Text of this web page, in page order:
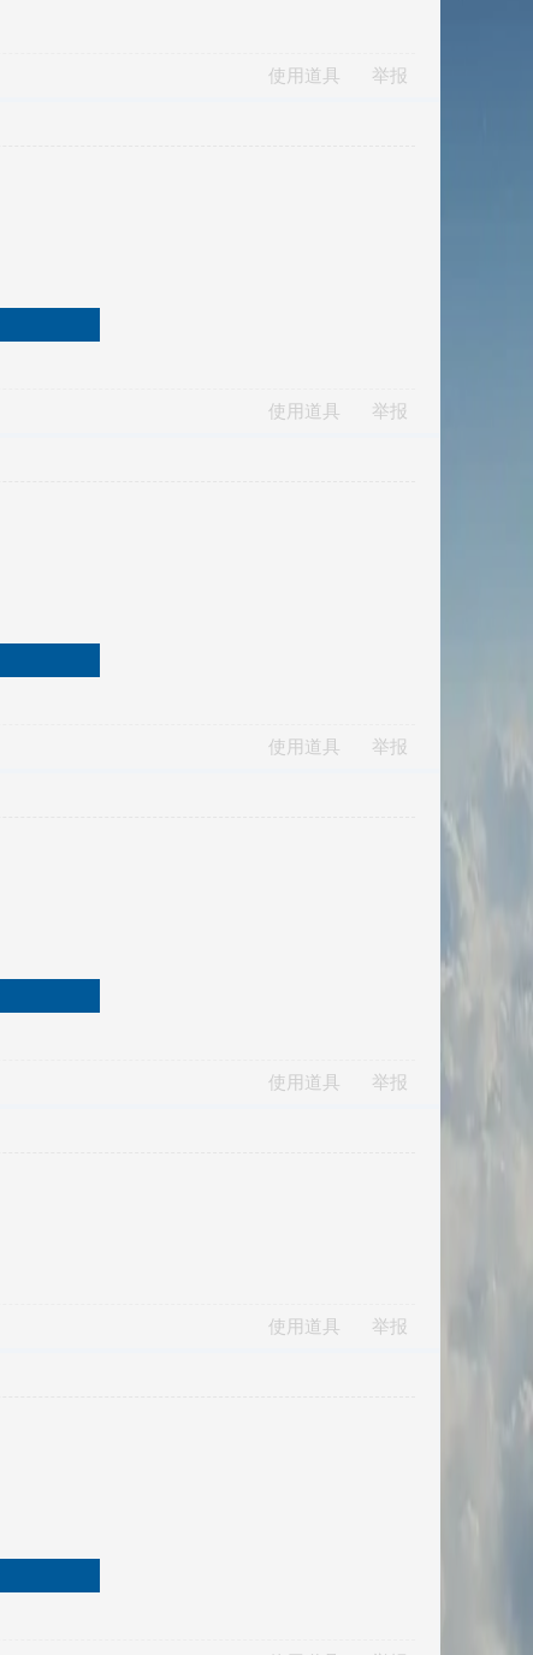
使用道具 举报
使用道具 举报
使用道具 举报
使用道具 举报
使用道具 举报